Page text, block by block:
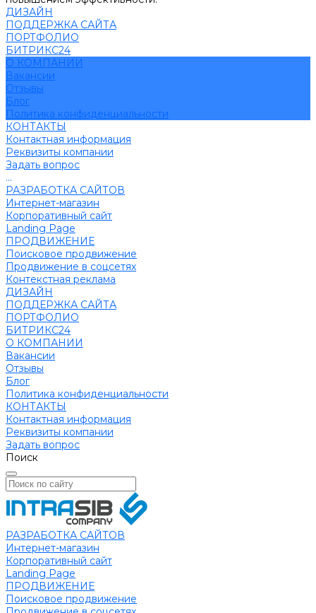
ДИЗАЙН
ПОДДЕРЖКА САЙТА
ПОРТФОЛИО
БИТРИКС24
О КОМПАНИИ
Вакансии
Отзывы
Блог
Политика конфиденциальности
КОНТАКТЫ
Контактная информация
Реквизиты компании
Задать вопрос
...
РАЗРАБОТКА САЙТОВ
Интернет-магазин
Корпоративный сайт
Landing Page
ПРОДВИЖЕНИЕ
Поисковое продвижение
Продвижение в соцсетях
Контекстная реклама
ДИЗАЙН
ПОДДЕРЖКА САЙТА
ПОРТФОЛИО
БИТРИКС24
О КОМПАНИИ
Вакансии
Отзывы
Блог
Политика конфиденциальности
КОНТАКТЫ
Контактная информация
Реквизиты компании
Задать вопрос
Поиск
РАЗРАБОТКА САЙТОВ
Интернет-магазин
Корпоративный сайт
Landing Page
ПРОДВИЖЕНИЕ
Поисковое продвижение